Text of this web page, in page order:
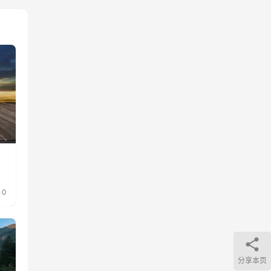
0
分享本页